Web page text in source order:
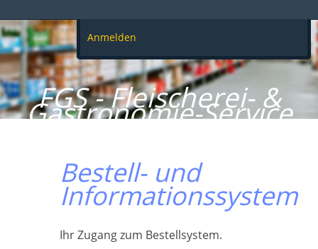
Anmelden
FGS - Fleischerei- &
Gastronomie-Service
GmbH
Bestell- und
Informationssystem
Ihr Zugang zum Bestellsystem.